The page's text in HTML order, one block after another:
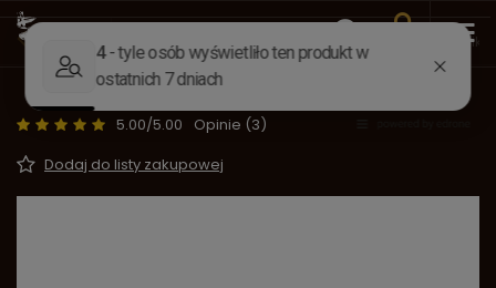
Strona główna Części do broni Kominki, buksiki
Kominki Unicorn Great Gun 16A
5.00/5.00
Opinie (3)
Dodaj do listy zakupowej